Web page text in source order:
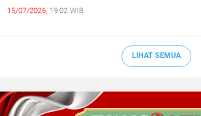
15/07/2026, 19:02 WIB
LIHAT SEMUA